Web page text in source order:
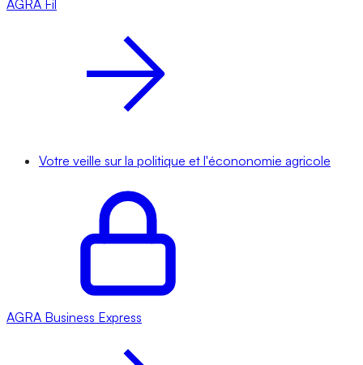
AGRA Fil
Votre veille sur la politique et l'écononomie agricole
AGRA Business Express